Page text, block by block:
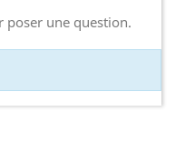
poser une question.